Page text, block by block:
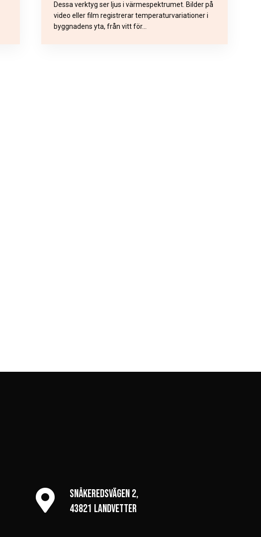
Dessa verktyg ser ljus i värmespektrumet. Bilder på
video eller film registrerar temperaturvariationer i
byggnadens yta, från vitt för...

Snåkeredsvägen 2,
43821 Landvetter